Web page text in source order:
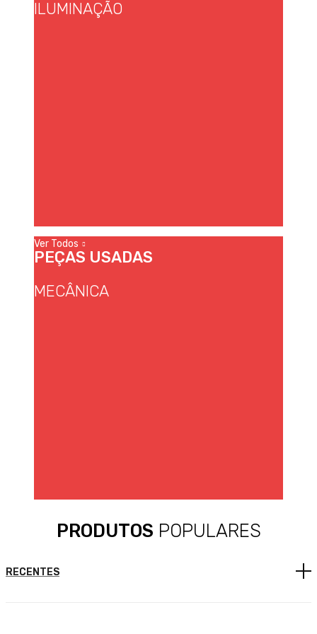
ILUMINAÇÃO
PEÇAS USADAS
MECÂNICA
Ver Todos
PRODUTOS POPULARES
RECENTES